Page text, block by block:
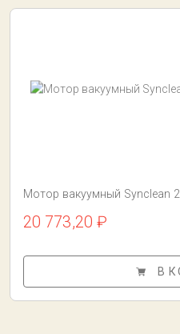
Мотор вакуумный Synclean
20 773,20 ₽
В